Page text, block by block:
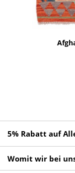
5% Rabatt auf
Womit wir bei